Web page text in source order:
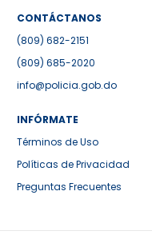
CONTÁCTANOS
(809) 682-2151
(809) 685-2020
info@policia.gob.do
INFÓRMATE
Términos de Uso
Políticas de Privacidad
Preguntas Frecuentes